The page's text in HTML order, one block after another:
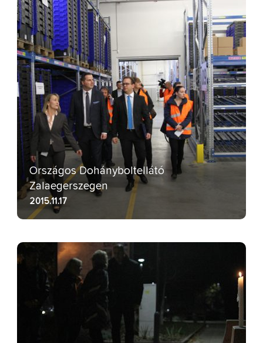
Országos Dohányboltellátó
Zalaegerszegen
2015.11.17